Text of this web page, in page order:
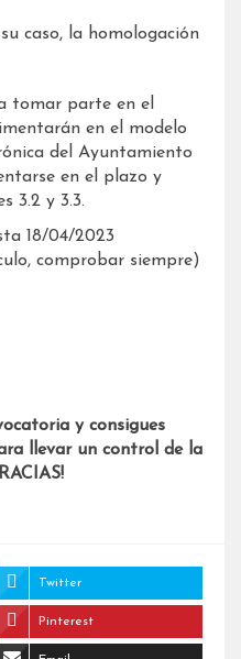
caso, la homologación
tomar parte en el
en el modelo
del Ayuntamiento
en el plazo y
3.2 y 3.3.
18/04/2023
comprobar siempre)
y consigues
llevar un control de la
Twitter
Pinterest